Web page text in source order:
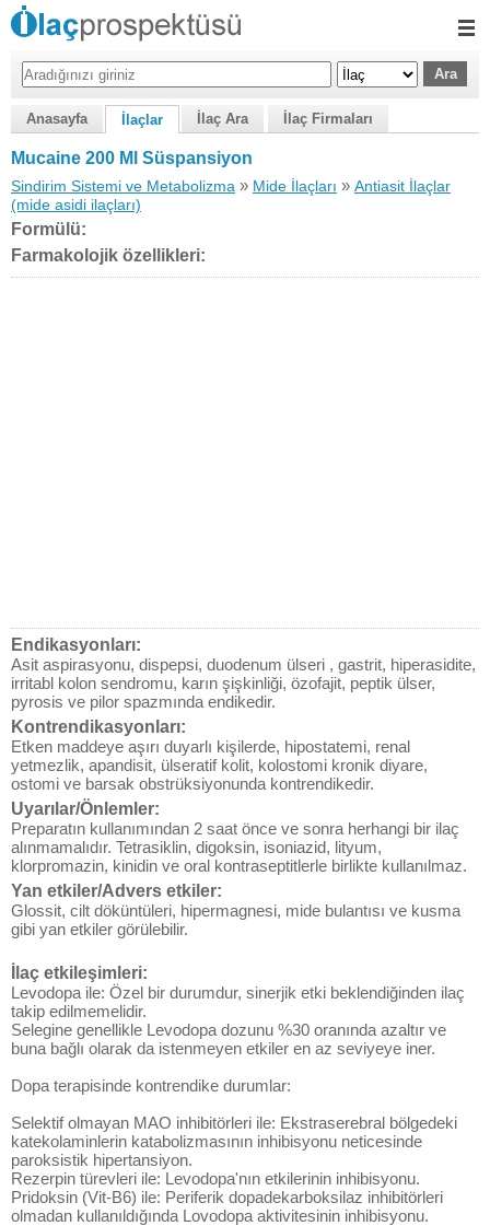
Anasayfa İlaçlar İlaç Ara İlaç Firmaları
Mucaine 200 Ml Süspansiyon
Sindirim Sistemi ve Metabolizma » Mide İlaçları » Antiasit İlaçlar
(mide asidi ilaçları)
Formülü:
Farmakolojik özellikleri:
Endikasyonları:
Asit aspirasyonu, dispepsi, duodenum ülseri , gastrit, hiperasidite,
irritabl kolon sendromu, karın şişkinliği, özofajit, peptik ülser,
pyrosis ve pilor spazmında endikedir.
Kontrendikasyonları:
Etken maddeye aşırı duyarlı kişilerde, hipostatemi, renal
yetmezlik, apandisit, ülseratif kolit, kolostomi kronik diyare,
ostomi ve barsak obstrüksiyonunda kontrendikedir.
Uyarılar/Önlemler:
Preparatın kullanımından 2 saat önce ve sonra herhangi bir ilaç
alınmamalıdır. Tetrasiklin, digoksin, isoniazid, lityum,
klorpromazin, kinidin ve oral kontraseptitlerle birlikte kullanılmaz.
Yan etkiler/Advers etkiler:
Glossit, cilt döküntüleri, hipermagnesi, mide bulantısı ve kusma
gibi yan etkiler görülebilir.
İlaç etkileşimleri:
Levodopa ile: Özel bir durumdur, sinerjik etki beklendiğinden ilaç
takip edilmemelidir.
Selegine genellikle Levodopa dozunu %30 oranında azaltır ve
buna bağlı olarak da istenmeyen etkiler en az seviyeye iner.
Dopa terapisinde kontrendike durumlar:
Selektif olmayan MAO inhibitörleri ile: Ekstraserebral bölgedeki
katekolaminlerin katabolizmasının inhibisyonu neticesinde
paroksistik hipertansiyon.
Rezerpin türevleri ile: Levodopa'nın etkilerinin inhibisyonu.
Pridoksin (Vit-B6) ile: Periferik dopadekarboksilaz inhibitörleri
olmadan kullanıldığında Lovodopa aktivitesinin inhibisyonu.